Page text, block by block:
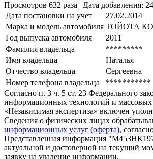
Просмотров 632 раза | Дата добавления:
Дата постановки на учет
27.02.2014
Марка и модель автомобиля ТОЙОТА
Год выпуска автомобиля
2011
Фамилия владельца
*********
Имя владельца
Наталья
Отчество владельца
Сергеевна
Номер телефона владельца
***********
Согласно п. 3 ч. 5 ст. 23 Федерального
информационных технологий и
«Независимая экспертиза» включен
Сведения о физических лицах
информационных услуг (оферта),
Представленная информация
актуальной и достоверной на текущий
заявку на удаление информации.